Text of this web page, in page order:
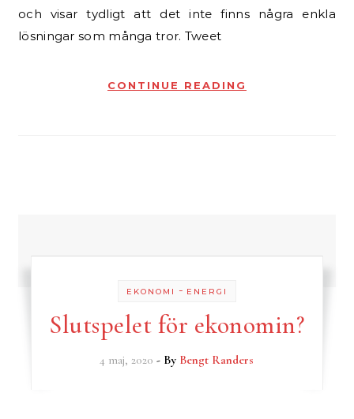
och visar tydligt att det inte finns några enkla
lösningar som många tror. Tweet
CONTINUE READING
EKONOMI - ENERGI
Slutspelet för ekonomin?
4 maj, 2020 - By Bengt Randers